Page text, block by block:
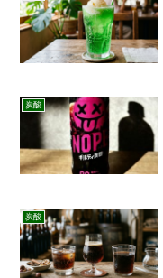
炭酸
炭酸